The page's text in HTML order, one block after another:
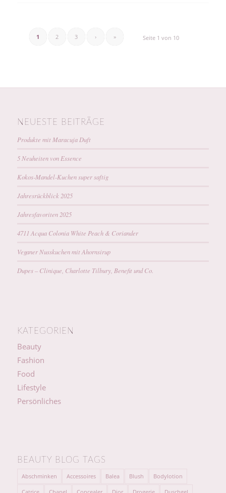
Seite 1 von 10
1 2 3 › »
NEUESTE BEITRÄGE
Produkte mit Maracuja Duft
5 Neuheiten von Essence
Kokos-Mandel-Kuchen super saftig
Jahresrückblick 2025
Jahresfavoriten 2025
4711 Acqua Colonia White Peach & Coriander
Veganer Nusskuchen mit Ahornsirup
Dupes – Clinique, Charlotte Tilbury, Benefit und Co.
KATEGORIEN
Beauty
Fashion
Food
Lifestyle
Persönliches
BEAUTY BLOG TAGS
Abschminken Accessoires Balea Blush Bodylotion